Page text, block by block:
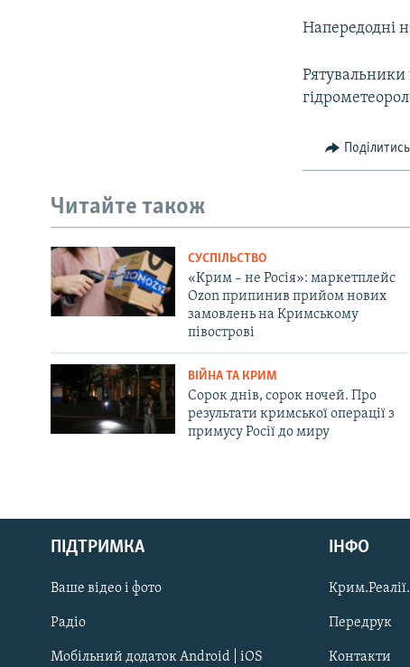
Русский
Qırımtatar
ДОЛУЧАЙСЯ!
Напередодні
Поділитись
Читайте також
СУСПІЛЬСТВО
«Крим – не Росія»: маркетплейс
Ozon припинив прийом нових
замовлень на Кримському
півострові
ВІЙНА ТА КРИМ
Сорок днів, сорок ночей. Про
результати кримської операції з
примусу Росії до миру
ПІДТРИМКА
Ваше відео і фото
Радіо
Мобільний додаток Android | iOS
ІНФО
Передрук
Контакти